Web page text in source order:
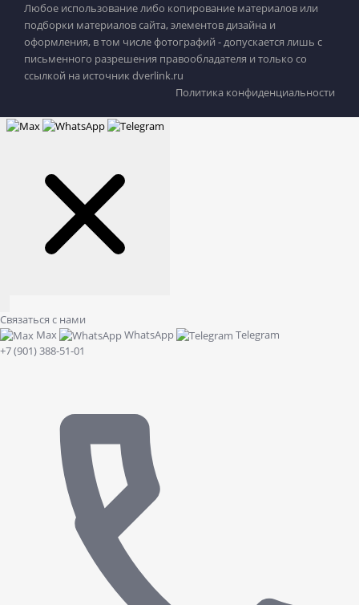
Любое использование либо копирование материалов или
подборки материалов сайта, элементов дизайна и
оформления, в том числе фотографий - допускается лишь с
письменного разрешения правообладателя и только со
ссылкой на источник dverlink.ru
Политика конфиденциальности
Связаться с нами
Max
WhatsApp
Telegram
+7 (901) 388-51-01